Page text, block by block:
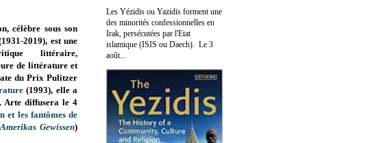
célèbre sous son
2019), est une
littéraire,
de littérature et
du Prix Pulitzer
(1993), elle a
Arte diffusera le 4
et les fantômes de
Gewissen)
Les Yézidis ou Yazidis forment une
des minorités confessionnelles en
Irak, persécutées par l'Etat
islamique (ISIS ou Daech). Le 3
août...